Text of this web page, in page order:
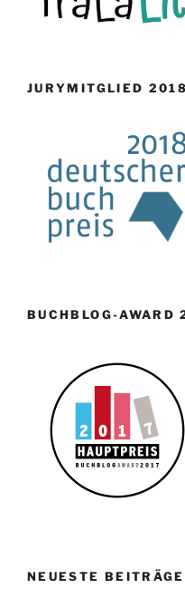
JURYMITGLIED 2018
BUCHBLOG-AWARD
NEUESTE BEITRÄGE